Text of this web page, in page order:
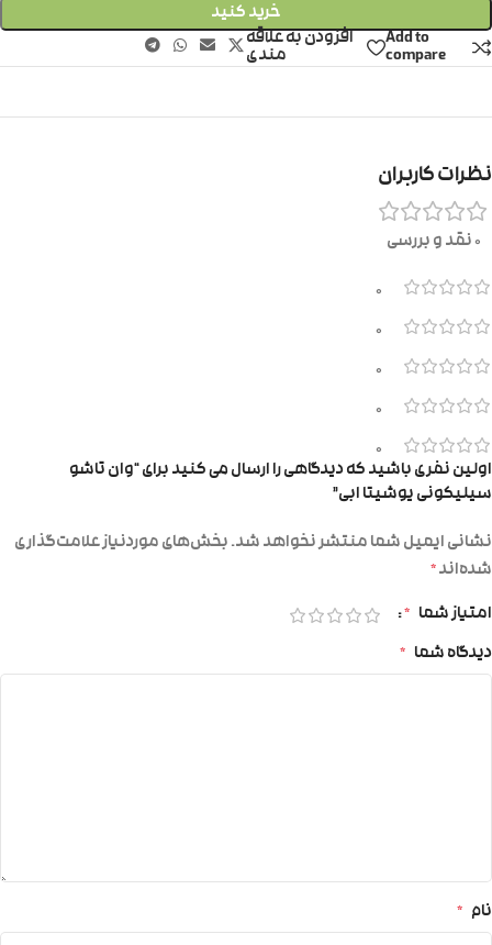
خرید کنید
Add to
compare
افزودن به علاقه
مندی
نظرات کاربران
0 نقد و بررسی
0
0
0
0
0
اولین نفری باشید که دیدگاهی را ارسال می کنید برای “وان تاشو
سیلیکونی یوشیتا ابی”
نشانی ایمیل شما منتشر نخواهد شد.بخش‌های موردنیاز علامت‌گذاری
شده‌اند*
امتیاز شما *
دیدگاه شما *
نام *